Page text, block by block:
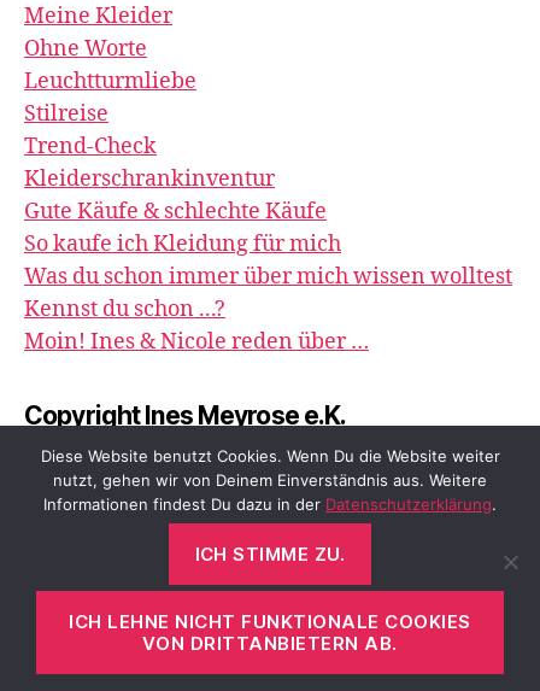
Meine Kleider
Ohne Worte
Leuchtturmliebe
Stilreise
Trend-Check
Kleiderschrankinventur
Gute Käufe & schlechte Käufe
So kaufe ich Kleidung für mich
Was du schon immer über mich wissen wolltest
Kennst du schon ...?
Moin! Ines & Nicole reden über …
Copyright Ines Meyrose e.K.
image&impression
Datenschutzerklärung
↑
Diese Website benutzt Cookies. Wenn Du die Website weiter
nutzt, gehen wir von Deinem Einverständnis aus. Weitere
Informationen findest Du dazu in der Datenschutzerklärung.
ICH STIMME ZU.
ICH LEHNE NICHT FUNKTIONALE COOKIES
VON DRITTANBIETERN AB.